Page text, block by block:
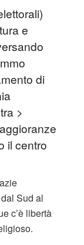
e
di
>
il centro
Sud al
c’è libertà